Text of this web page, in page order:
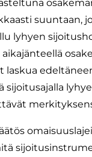
suuntaan,
lyhyen
laskua
sijoitusajalla